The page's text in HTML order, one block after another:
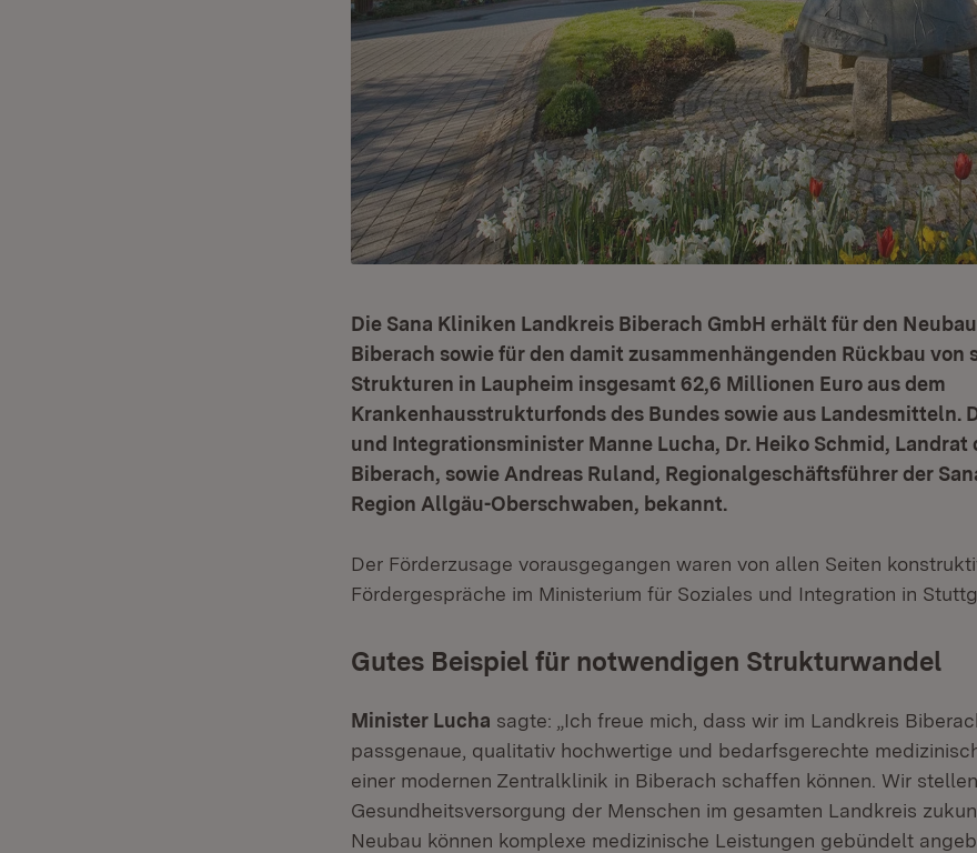
Die Sana Kliniken Landkreis Biberach GmbH erhält für den
Biberach sowie für den damit zusammenhängenden Rückbau von
Strukturen in Laupheim insgesamt 62,6 Millionen Euro aus dem
Krankenhausstrukturfonds des Bundes sowie aus Landesmitteln.
und Integrationsminister Manne Lucha, Dr. Heiko Schmid, Landrat
Biberach, sowie Andreas Ruland, Regionalgeschäftsführer der
Region Allgäu-Oberschwaben, bekannt.
Der Förderzusage vorausgegangen waren von allen Seiten
Fördergespräche im Ministerium für Soziales und Integration in
Gutes Beispiel für notwendigen Strukturwandel
Minister Lucha sagte: „Ich freue mich, dass wir im Landkreis
passgenaue, qualitativ hochwertige und bedarfsgerechte
einer modernen Zentralklinik in Biberach schaffen können. Wir
Gesundheitsversorgung der Menschen im gesamten Landkreis
Neubau können komplexe medizinische Leistungen gebündelt